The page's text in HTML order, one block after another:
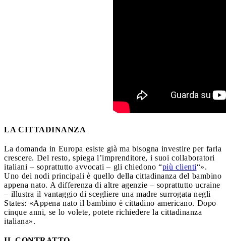
LA CITTADINANZA
La domanda in Europa esiste già ma bisogna investire per farla
crescere. Del resto, spiega l’imprenditore, i suoi collaboratori
italiani – soprattutto avvocati – gli chiedono “più clienti“».
Uno dei nodi principali è quello della cittadinanza del bambino
appena nato. A differenza di altre agenzie – soprattutto ucraine
– illustra il vantaggio di scegliere una madre surrogata negli
States: «Appena nato il bambino è cittadino americano. Dopo
cinque anni, se lo volete, potete richiedere la cittadinanza
italiana».